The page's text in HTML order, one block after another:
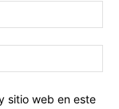
sitio web en este